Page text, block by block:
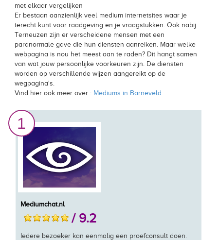
met elkaar vergelijken
Er bestaan aanzienlijk veel medium internetsites waar je
terecht kunt voor raadgeving en je vraagstukken. Ook nabij
Terneuzen zijn er verscheidene mensen met een
paranormale gave die hun diensten aanreiken. Maar welke
webpagina is nou het meest aan te raden? Dit hangt samen
van wat jouw persoonlijke voorkeuren zijn. De diensten
worden op verschillende wijzen aangereikt op de
wegpagina's.
Vind hier ook meer over : Mediums in Barneveld
1
Mediumchat.nl
/ 9.2
Iedere bezoeker kan eenmalig een proefconsult doen.